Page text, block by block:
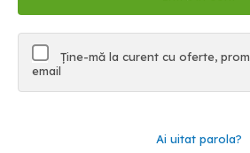
Ține-mă la curent cu oferte,
email
Ai uitat parola?